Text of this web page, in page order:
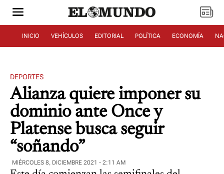
INICIO VEHÍCULOS EDITORIAL POLÍTICA ECONOMÍA
DEPORTES
Alianza quiere imponer su
dominio ante Once y
Platense busca seguir
“soñando”
MIÉRCOLES 8, DICIEMBRE 2021 - 2:11 AM